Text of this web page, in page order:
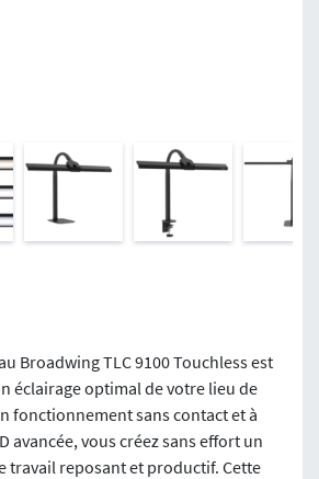
Broadwing TLC 9100 Touchless est
éclairage optimal de votre lieu de
fonctionnement sans contact et à
avancée, vous créez sans effort un
travail reposant et productif. Cette